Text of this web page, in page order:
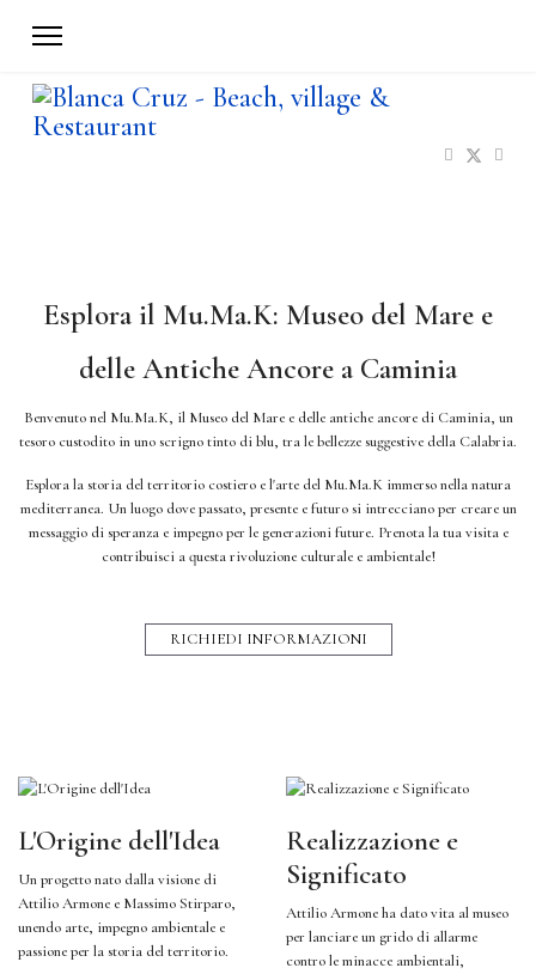
Esplora il Mu.Ma.K: Museo del Mare e
delle Antiche Ancore a Caminia
Benvenuto nel Mu.Ma.K, il Museo del Mare e delle antiche ancore di Caminia, un
tesoro custodito in uno scrigno tinto di blu, tra le bellezze suggestive della Calabria.
Esplora la storia del territorio costiero e l'arte del Mu.Ma.K immerso nella natura
mediterranea. Un luogo dove passato, presente e futuro si intrecciano per creare un
messaggio di speranza e impegno per le generazioni future. Prenota la tua visita e
contribuisci a questa rivoluzione culturale e ambientale!
RICHIEDI INFORMAZIONI
L'Origine dell'Idea
Un progetto nato dalla visione di
Attilio Armone e Massimo Stirparo,
unendo arte, impegno ambientale e
passione per la storia del territorio.
Realizzazione e
Significato
Attilio Armone ha dato vita al museo
per lanciare un grido di allarme
contro le minacce ambientali,